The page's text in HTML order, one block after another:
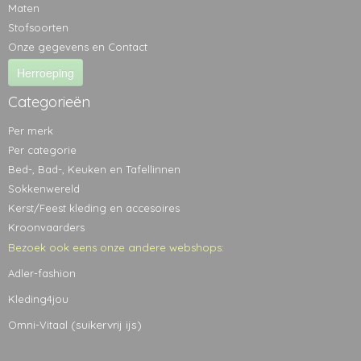
Maten
Stofsoorten
Onze gegevens en Contact
Herroeping
Categorieën
Per merk
Per categorie
Bed-, Bad-, Keuken en Tafellinnen
Sokkenwereld
Kerst/Feest kleding en accesoires
Kroonvaarders
Bezoek ook eens onze andere webshops:
Adler-fashion
Kleding4jou
Omni-Vitaal (suikervrij ijs)